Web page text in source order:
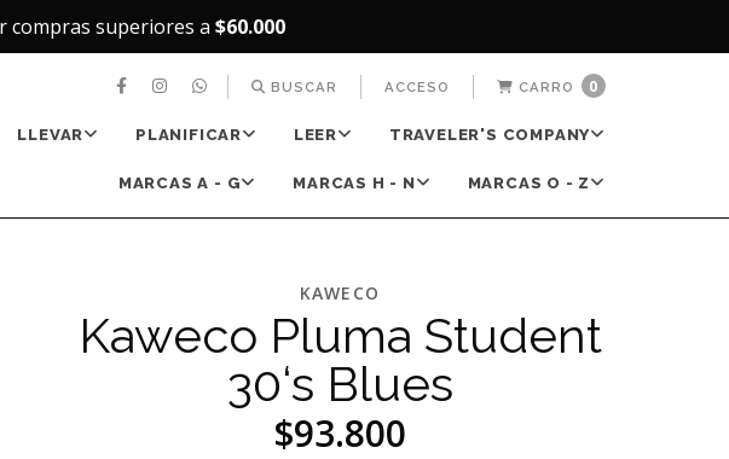
compras superiores a $60.000
BUSCAR ACCESO CARRO 0
LLEVAR PLANIFICAR LEER TRAVELER'S COMPANY
MARCAS A - G MARCAS H - N MARCAS O - Z
KAWECO
Kaweco Pluma Student
30‘s Blues
$93.800